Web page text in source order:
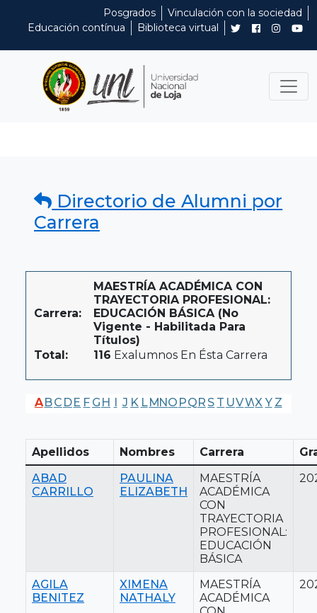
Posgrados
Vinculación con la sociedad
Educación contínua
Biblioteca virtual
Directorio de Alumni por
Carrera
Carrera:
MAESTRÍA ACADÉMICA CON
TRAYECTORIA PROFESIONAL:
EDUCACIÓN BÁSICA (No
Vigente - Habilitada Para
Títulos)
Total:
116 Exalumnos En Ésta Carrera
ABC DE F G H I J K LMNO PQR S T UVWX Y Z
Apellidos Nombres Carrera
ABAD
CARRILLO
PAULINA
ELIZABETH
MAESTRÍA
ACADÉMICA
CON
TRAYECTORIA
PROFESIONAL:
EDUCACIÓN
BÁSICA
AGILA
BENITEZ
XIMENA
NATHALY
MAESTRÍA
ACADÉMICA